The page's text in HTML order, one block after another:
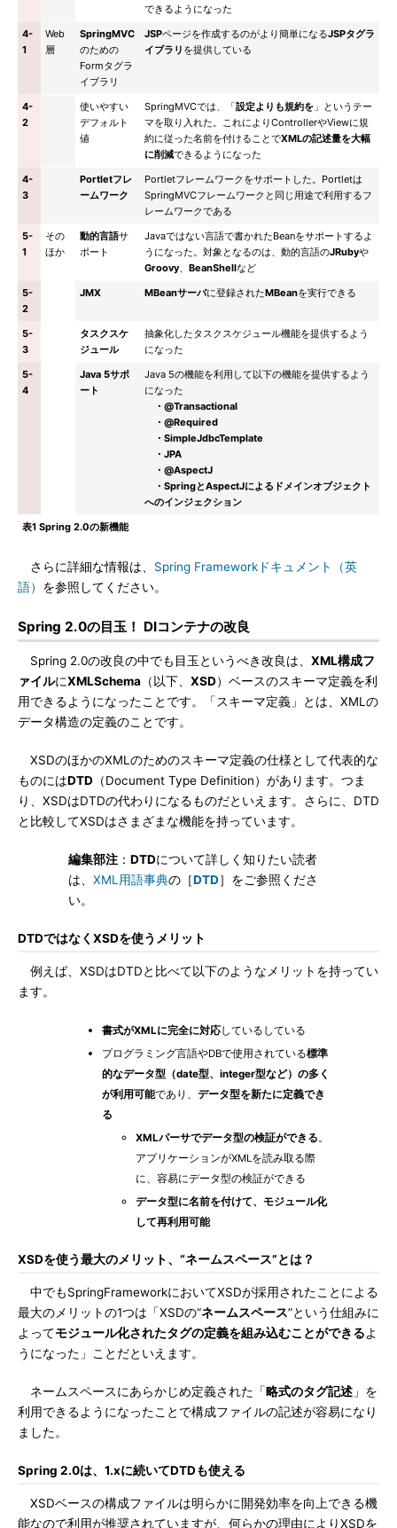
できるようになった
4-
1
Web
層
SpringMVC
のための
Formタグラ
イブラリ
JSPページを作成するのがより簡単になるJSPタグラ
イブラリ を提供している
4-
2
使いやすい
デフォルト
値
SpringMVCでは、「設定よりも規約を 」というテー
マを取り入れた。これによりControllerやViewに規
約に従った名前を付けることでXMLの記述量を大幅
に削減できるようになった
4-
3
Portletフレ
ームワーク
Portletフレームワークをサポートした。Portletは
SpringMVCフレームワークと同じ用途で利用するフ
レームワークである
5-
1
その
ほか
動的言語サ
ポート
Javaではない言語で書かれたBeanをサポートするよ
うになった。対象となるのは、動的言語のJRubyや
Groovy、 BeanShellなど
5-
2
JMX MBeanサーバに登録されたMBeanを実行できる
5-
3
タスクスケ
ジュール
抽象化したタスクスケジュール機能を提供するよう
になった
5-
4
Java 5サポ
ート
Java 5の機能を利用して以下の機能を提供するよう
になった
・@Transactional
・@Required
・SimpleJdbcTemplate
・JPA
・@AspectJ
・SpringとAspectJによるドメインオブジェクト
へのインジェクション
表1 Spring 2.0の新機能
さらに詳細な情報は、 Spring Frameworkドキュメント（英
語） を参照してください。
Spring 2.0の目玉！ DIコンテナの改良
Spring 2.0の改良の中でも目玉というべき改良は、 XML構成フ
ァイルにXMLSchema （以下、 XSD）ベースのスキーマ定義を利
用できるようになったことです。「スキーマ定義」とは、XMLの
データ構造の定義のことです。
XSDのほかのXMLのためのスキーマ定義の仕様として代表的な
ものにはDTD （Document Type Definition）があります。つま
り、XSDはDTDの代わりになるものだといえます。さらに、DTD
と比較してXSDはさまざまな機能を持っています。
編集部注： DTDについて詳しく知りたい読者
は、 XML用語事典の［DTD］をご参照くださ
い。
DTDではなくXSDを使うメリット
例えば、XSDはDTDと比べて以下のようなメリットを持ってい
ます。
書式がXMLに完全に対応しているしている
プログラミング言語やDBで使用されている標準
的なデータ型（date型、integer型など）の多く
が利用可能であり、 データ型を新たに定義でき
る
XMLパーサでデータ型の検証ができる。
アプリケーションがXMLを読み取る際
に、容易にデータ型の検証ができる
データ型に名前を付けて、モジュール化
して再利用可能
XSDを使う最大のメリット、“ネームスペース”とは？
中でもSpringFrameworkにおいてXSDが採用されたことによる
最大のメリットの1つは「XSDの“ネームスペース”という仕組みに
よってモジュール化されたタグの定義を組み込むことができるよ
うになった」ことだといえます。
ネームスペースにあらかじめ定義された「略式のタグ記述 」を
利用できるようになったことで構成ファイルの記述が容易になり
ました。
Spring 2.0は、1.xに続いてDTDも使える
XSDベースの構成ファイルは明らかに開発効率を向上できる機
能なので利用が推奨されていますが、何らかの理由によりXSDを